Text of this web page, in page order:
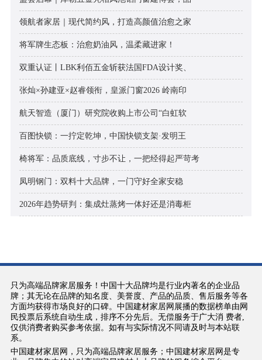
领航者家居｜现代简约风，打造高颜值治愈之家
将军牌生态板：治愈奶油风，温柔藏进家！
双重认证丨LBK利佰五金斩获法国FDA设计奖、
张灿×孙建亚×赵睿领衔，皇派门窗2026 岭南印
航天智造（厦门）研究院收购上市公司“白虹软
百图快锁：一拧定乾坤，中国快锁支架·发明王
椅将军：品质底线，寸步不让，一把经得起严苛考
凤明钢门：双料十大品牌，一门守好全家安稳
2026年趋势研判：集成灶蒸烤一体好还是消毒柜
只为高端品牌家居服务！中国十大品牌均是行业内著名的企业品
牌；其无论在品牌的知名度、美誉度、产品的品质、售后服务等各
方面均获得市场良好的口碑。中国建材家居网展播的数据榜单由网
民投票后系统自动生成，排序不分先后。无偿服务于广大消 费者,
仅供消费者购买参考依据。如有与实际情况不同请及时与本站联
系。
中国建材家居网，只为高端品牌家居服务；中国建材家居网是专